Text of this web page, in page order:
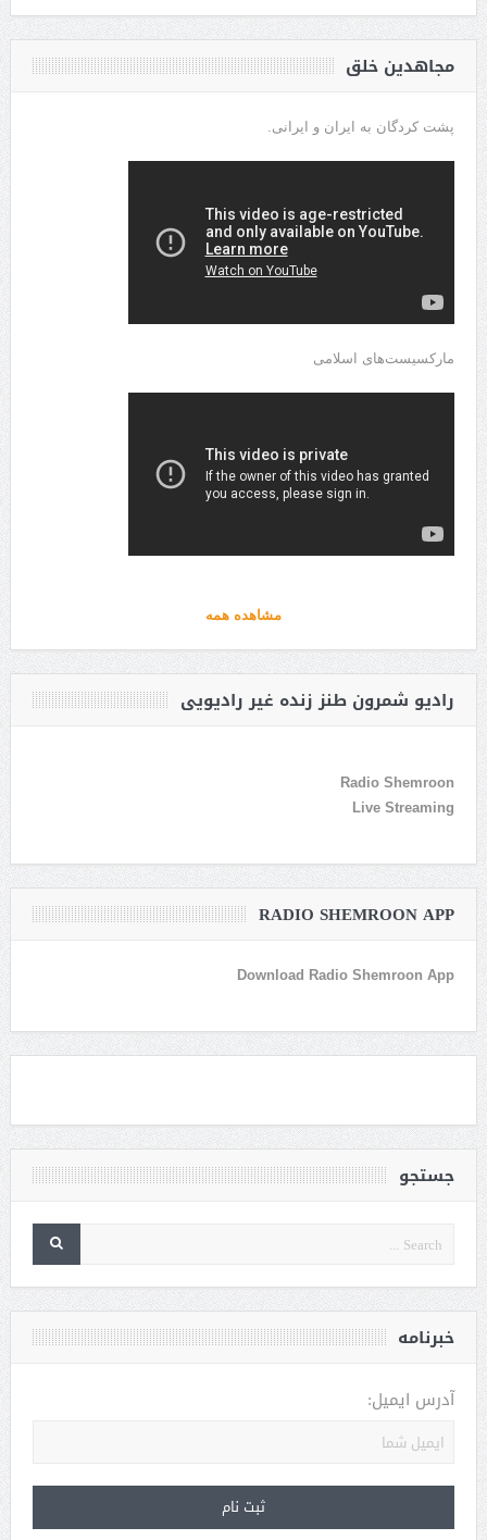
مجاهدین خلق
پشت کردگان به ایران و ایرانی.
مارکسیست‌های اسلامی
مشاهده همه
رادیو شمرون طنز زنده غیر رادیویی
Radio Shemroon
Live Streaming
RADIO SHEMROON APP
Download Radio Shemroon App
جستجو
خبرنامه
آدرس ایمیل: